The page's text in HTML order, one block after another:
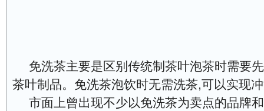
免洗茶主要是区别传统制茶叶泡茶时需要
茶叶制品。免洗茶泡饮时无需洗茶,可以实现
市面上曾出现不少以免洗茶为卖点的品牌